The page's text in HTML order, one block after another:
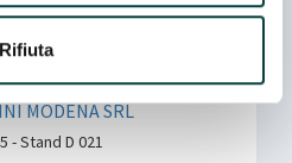
Rifiuta
- Stand B 010
MODENA SRL
- Stand D 021